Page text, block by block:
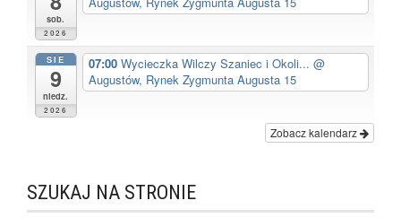
sob.
2026
SIE
9
niedz.
2026
07:00 Wycieczka Wilczy Szaniec i Okoli... @
Augustów, Rynek Zygmunta Augusta 15
Zobacz kalendarz
SZUKAJ NA STRONIE